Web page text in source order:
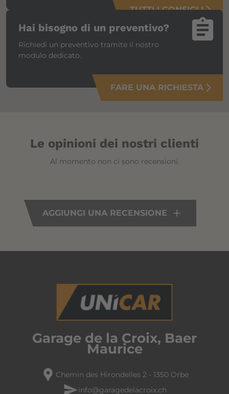
TUTTI I CONSIGLIarrow_forward_ios
assignment
Hai bisogno di un preventivo?
Richiedi un preventivo tramite il nostro
modulo dedicato.
FARE UNA RICHIESTA arrow_forward_ios
Le opinioni dei nostri clienti
Al momento non ci sono recensioni.
AGGIUNGI UNA RECENSIONE
Garage de la Croix, Baer
Maurice
location_pin Chemin des Hirondelles 2 - 1350 Orbe
sendinfo@garagedelacroix.ch